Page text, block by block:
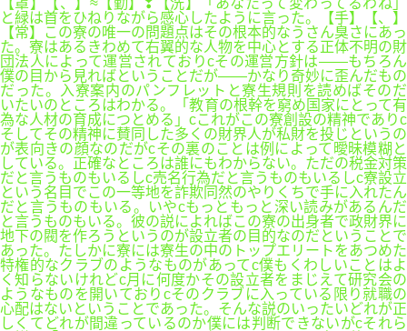
【罩】【、】≈【勤】❣【洗】「あなたって変わってるわね」
と緑は首をひねりながら感心したように言った。【手】【、】
【常】この寮の唯一の問題点はその根本的なうさん臭さにあっ
た。寮はあるきわめて右翼的な人物を中心とする正体不明の財
団法人によって運営されておりcその運営方針は――もちろん
僕の目から見ればということだが――かなり奇妙に歪んだもの
だった。入寮案内のパンフレットと寮生規則を読めばそのだ
いたいのところはわかる。「教育の根幹を窮め国家にとって有
為な人材の育成につとめる」cこれがこの寮創設の精神でありc
そしてその精神に賛同した多くの財界人が私財を投じというの
が表向きの顔なのだがcその裏のことは例によって曖昧模糊と
している。正確なところは誰にもわからない。ただの税金対策
だと言うものもいるしc売名行為だと言うものもいるしc寮設立
という名目でこの一等地を詐欺同然のやりくちで手に入れたん
だと言うものもいる。いやcもっともっと深い読みがあるんだ
と言うものもいる。彼の説によればこの寮の出身者で政財界に
地下の閥を作ろうというのが設立者の目的なのだということで
あった。たしかに寮には寮生の中のトップエリートをあつめた
特権的なクラブのようなものがあってc僕もくわしいことはよ
く知らないけれどc月に何度かその設立者をまじえて研究会の
ようなものを開いておりcそのクラブに入っている限り就職の
心配はないということであった。そんな説のいったいどれが正
しくてどれが間違っているのか僕には判断できないがcそれら